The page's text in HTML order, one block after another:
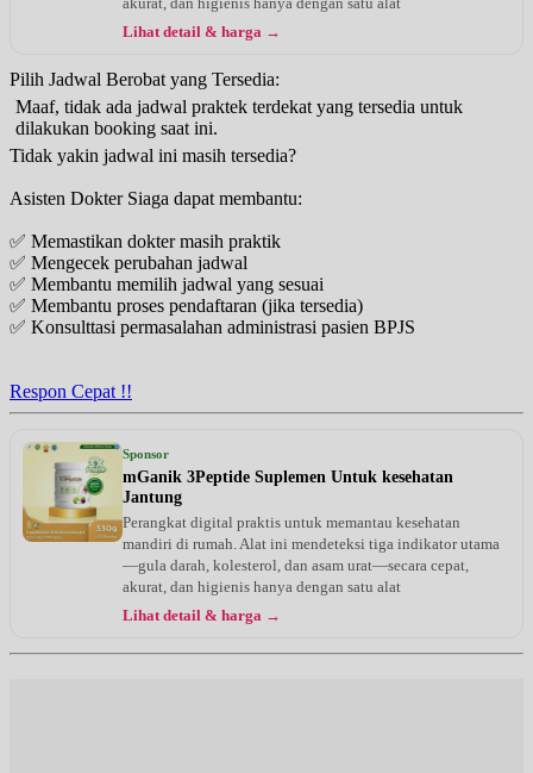
Lihat detail & harga →
Pilih Jadwal Berobat yang Tersedia:
Maaf, tidak ada jadwal praktek terdekat yang tersedia untuk
dilakukan booking saat ini.
Tidak yakin jadwal ini masih tersedia?
Asisten Dokter Siaga dapat membantu:
✅ Memastikan dokter masih praktik
✅ Mengecek perubahan jadwal
✅ Membantu memilih jadwal yang sesuai
✅ Membantu proses pendaftaran (jika tersedia)
✅ Konsulttasi permasalahan administrasi pasien BPJS
Respon Cepat !!
Sponsor
mGanik 3Peptide Suplemen Untuk kesehatan
Jantung
Perangkat digital praktis untuk memantau kesehatan
mandiri di rumah. Alat ini mendeteksi tiga indikator utama
—gula darah, kolesterol, dan asam urat—secara cepat,
akurat, dan higienis hanya dengan satu alat
Lihat detail & harga →